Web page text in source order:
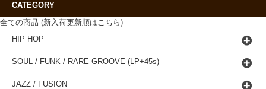
CATEGORY
全ての商品 (新入荷更新順はこちら)
HIP HOP
SOUL / FUNK / RARE GROOVE (LP+45s)
JAZZ / FUSION